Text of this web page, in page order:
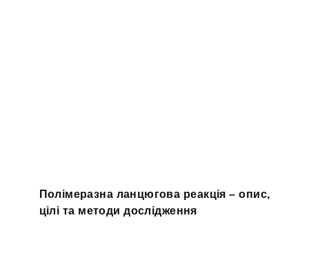
Полімеразна ланцюгова реакція – опис,
цілі та методи дослідження